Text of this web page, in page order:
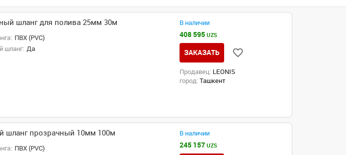
шланг для полива 25мм 30м
ПВХ (PVC)
шланг: Да
В наличии
408 595UZS
ЗАКАЗАТЬ
Продавец: LEONIS
город: Ташкент
шланг прозрачный 10мм 100м
ПВХ (PVC)
В наличии
245 157UZS